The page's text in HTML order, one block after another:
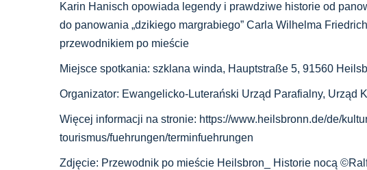
Karin Hanisch opowiada legendy i prawdziwe historie od
do panowania „dzikiego margrabiego” Carla Wilhelma
przewodnikiem po mieście
Miejsce spotkania: szklana winda, Hauptstraße 5, 91560
Organizator: Ewangelicko-Luterański Urząd Parafialny, Urząd
Więcej informacji na stronie: https://www.heilsbronn.de/de/
tourismus/fuehrungen/terminfuehrungen
Zdjęcie: Przewodnik po mieście Heilsbron_ Historie nocą